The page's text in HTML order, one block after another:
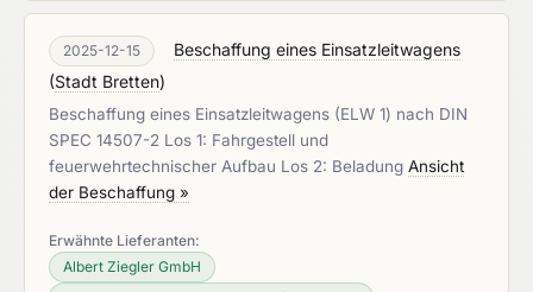
2025-12-15
Beschaffung eines Einsatzleitwagens
(Stadt Bretten)
Beschaffung eines Einsatzleitwagens (ELW 1) nach DIN
SPEC 14507-2 Los 1: Fahrgestell und
feuerwehrtechnischer Aufbau Los 2: Beladung Ansicht
der Beschaffung »
Erwähnte Lieferanten:
Albert Ziegler GmbH